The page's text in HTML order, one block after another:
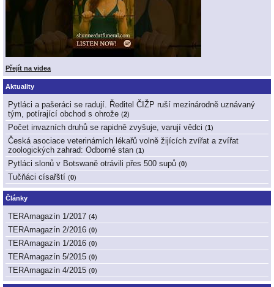
Přejít na videa
Aktuality
Pytláci a pašeráci se radují. Ředitel ČIŽP ruší mezinárodně uznávaný
tým, potírající obchod s ohrože (2)
Počet invazních druhů se rapidně zvyšuje, varují vědci (1)
Česká asociace veterinárních lékařů volně žijících zvířat a zvířat
zoologických zahrad: Odborné stan (1)
Pytláci slonů v Botswaně otrávili přes 500 supů (0)
Tučňáci císařští (0)
Články
TERAmagazín 1/2017 (4)
TERAmagazín 2/2016 (0)
TERAmagazín 1/2016 (0)
TERAmagazín 5/2015 (0)
TERAmagazín 4/2015 (0)